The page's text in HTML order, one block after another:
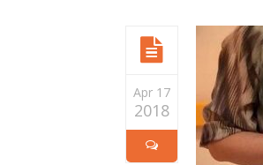
Apr 17
2018